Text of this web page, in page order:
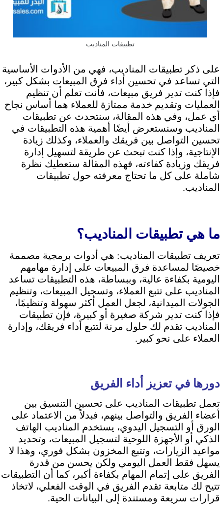
تطبيقات المناديب
على ذكر تطبيقات المناديب، فهي من الأدوات الأساسية
التي تساعد في تحسين أداء فرق المبيعات بشكل كبير،
فإذا كنت تدير فريق مبيعات، فأنت تعلم أن تنظيم
العمليات وتقديم خدمة ممتازة للعملاء هما أساس نجاح
أي عمل، وفي هذه المقالة، سنتحدث عن تطبيقات
المناديب وسنستعرض أيضًا أهمية هذه التطبيقات في
تحسين التواصل بين فريقك والعملاء، وكذلك زيادة
الإنتاجية، وإذا كنت تبحث عن طريقة لتسهيل إدارة
فريقك وزيادة كفاءته، فهذه المقالة ستعطيك نظرة
شاملة على كل ما تحتاج معرفته حول تطبيقات
المناديب.
ما هي تطبيقات المناديب؟
تعريف تطبيقات المناديب: هي أدوات برمجية مصممة
خصيصًا لمساعدة فرق المبيعات على إدارة مهامهم
اليومية بكفاءة عالية، وببساطة، هذه التطبيقات تساعد
المناديب على تتبع العملاء، وتسجيل المبيعات، وتنظيم
الجولات الميدانية، لجعل العمل أكثر سهولة وتنظيمًا،
فإذا كنت تدير شركة صغيرة أو كبيرة، فإن تطبيقات
المناديب تقدم لك حلول مرنة لتتبع أداء فريقك، وإدارة
العملاء على نحو كبير.
دورها في تعزيز أداء الفريق
تعمل تطبيقات المناديب على تحسين التنسيق بين
أعضاء الفريق والتواصل بينهم، فبدلاً من الاعتماد على
الورق أو التسجيل اليدوي، يستخدم المناديب الهاتف
الذكي أو الأجهزة اللوحية لتسجيل المبيعات، وتحديد
مواعيد الزيارات، وتتبع المخزون بشكل فوري، وهذا لا
يسهل فقط العمل اليومي ولكن يحسن من قدرة
الفريق على إتمام المهام بكفاءة أكبر، كما أن التطبيقات
تتيح لك متابعة تقدم الفريق في الوقت الفعلي، لاتخاذ
قرارات سريعة ومستندة إلى البيانات الحية.